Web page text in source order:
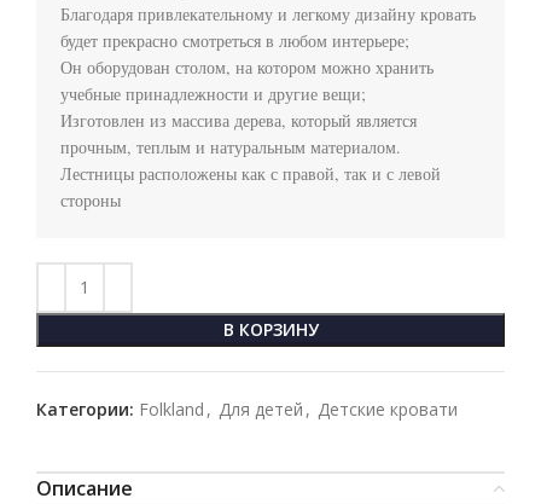
Благодаря привлекательному и легкому дизайну кровать
будет прекрасно смотреться в любом интерьере;
Он оборудован столом, на котором можно хранить
учебные принадлежности и другие вещи;
Изготовлен из массива дерева, который является
прочным, теплым и натуральным материалом.
Лестницы расположены как с правой, так и с левой
стороны
В КОРЗИНУ
Категории: Folkland , Для детей , Детские кровати
Описание